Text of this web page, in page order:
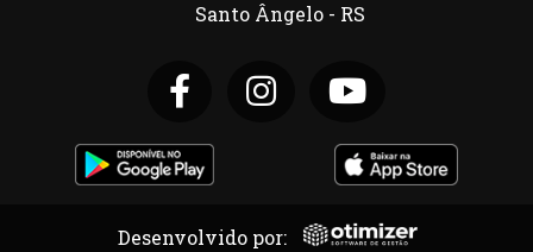
Santo Ângelo - RS
Desenvolvido por: